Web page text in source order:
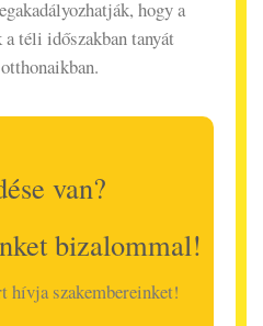
hogy a
téli időszakban tanyát
van?
bizalommal!
hívja szakembereinket!